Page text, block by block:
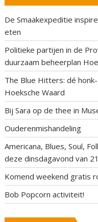
De Smaakexpeditie
eten
Politieke partijen in de
duurzaam beheerplan
The Blue Hitters: dé
Hoeksche Waard
Bij Sara op de thee in
Ouderenmishandeling
Americana, Blues, Soul,
deze dinsdagavond van
Komend weekend gratis
Bob Popcorn activiteit!